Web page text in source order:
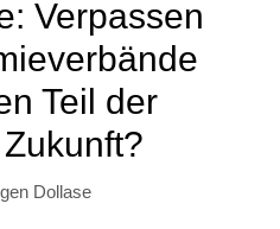
Verpassen
Teil der
Dollase